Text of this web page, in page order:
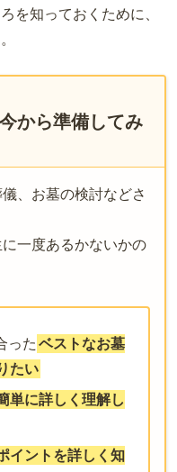
を知っておくために、
から準備してみ
、お墓の検討などさ
一度あるかないかの
った ベストなお墓
たい
単に詳しく理解し
イントを詳しく知